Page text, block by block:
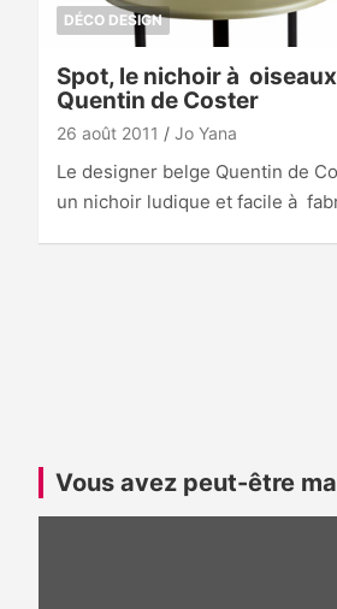
DÉCO DESIGN
Spot, le nichoir à
Quentin de Coster
26 août 2011 Jo Yana
Le designer belge Quentin de
un nichoir ludique et facile à
Vous avez peut-être